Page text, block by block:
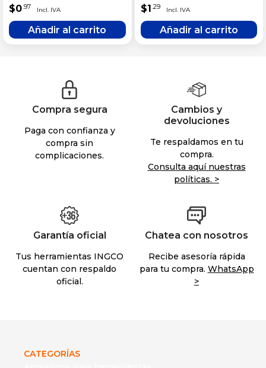
$0.97 $1.29
Compra segura
Paga con confianza y
compra sin
complicaciones.
Cambios y
devoluciones
Te respaldamos en tu
compra.
Consulta aquí nuestras
políticas. >
Garantía oficial
Tus herramientas INGCO
cuentan con respaldo
oficial.
Chatea con nosotros
Recibe asesoría rápida
para tu compra. WhatsApp
>
CATEGORÍAS